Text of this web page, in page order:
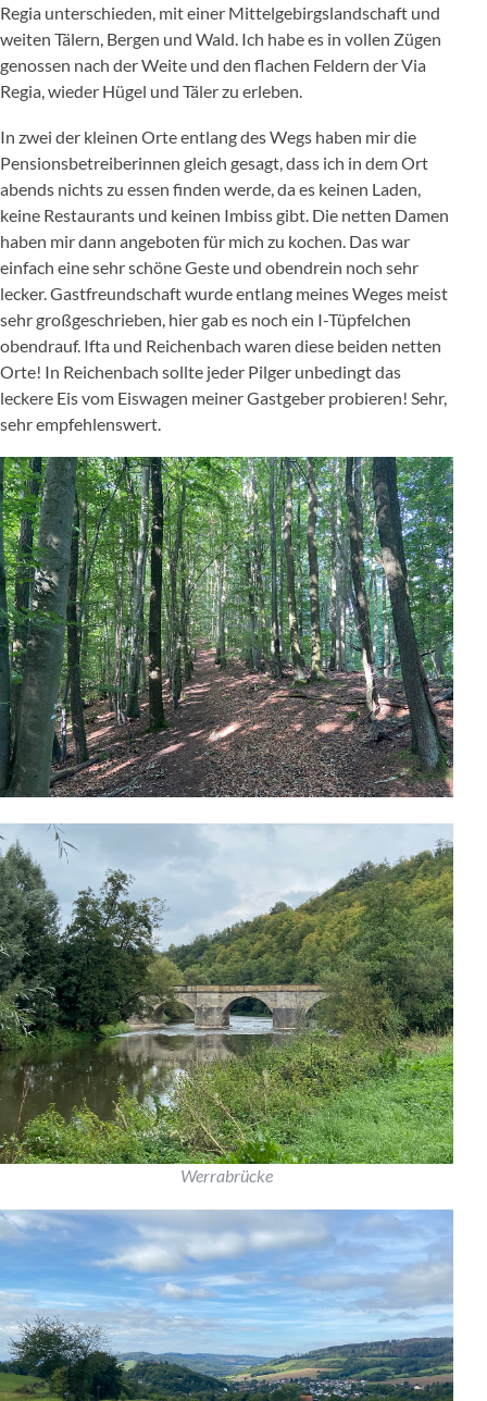
Regia unterschieden, mit einer Mittelgebirgslandschaft und
weiten Tälern, Bergen und Wald. Ich habe es in vollen Zügen
genossen nach der Weite und den flachen Feldern der Via
Regia, wieder Hügel und Täler zu erleben.
In zwei der kleinen Orte entlang des Wegs haben mir die
Pensionsbetreiberinnen gleich gesagt, dass ich in dem Ort
abends nichts zu essen finden werde, da es keinen Laden,
keine Restaurants und keinen Imbiss gibt. Die netten Damen
haben mir dann angeboten für mich zu kochen. Das war
einfach eine sehr schöne Geste und obendrein noch sehr
lecker. Gastfreundschaft wurde entlang meines Weges meist
sehr großgeschrieben, hier gab es noch ein I-Tüpfelchen
obendrauf. Ifta und Reichenbach waren diese beiden netten
Orte! In Reichenbach sollte jeder Pilger unbedingt das
leckere Eis vom Eiswagen meiner Gastgeber probieren! Sehr,
sehr empfehlenswert.
Werrabrücke